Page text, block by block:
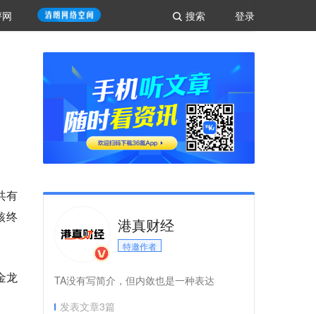
登录
搜索
有
终
龙
港真财经
特邀作者
TA没有写简介，但内敛也是一种表达
发表文章3篇